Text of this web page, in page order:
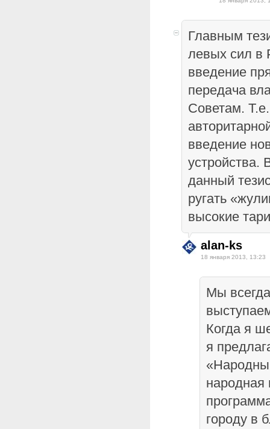
Главным
левых сил в
введение
передача
Советам.
введение
устройства.
данный
ругать
высокие
alan-ks
18 января 2013, 13:23
Мы
Когда я
я
народная
городу в